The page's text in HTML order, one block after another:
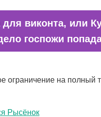
виконта, или
госпожи
ограничение на полный
Рысёнок